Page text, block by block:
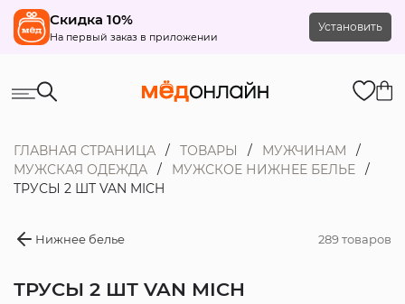
Скидка 10%
На первый заказ в приложении
Установить
ГЛАВНАЯ СТРАНИЦА ТОВАРЫ
МУЖЧИНАМ
МУЖСКАЯ ОДЕЖДА
МУЖСКОЕ НИЖНЕЕ БЕЛЬЕ
ТРУСЫ 2 ШТ VAN MICH
Нижнее белье 289 товаров
ТРУСЫ 2 ШТ VAN MICH